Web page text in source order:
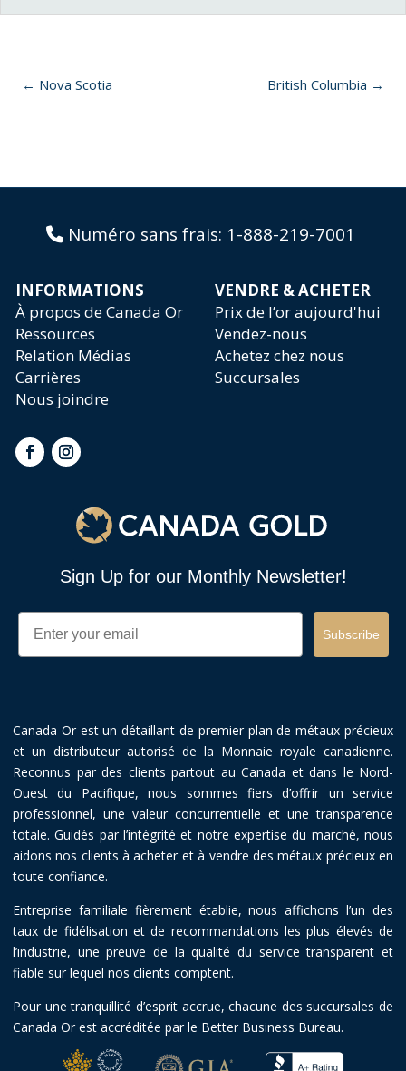
← Nova Scotia British Columbia →
Numéro sans frais: 1-888-219-7001
INFORMATIONS
VENDRE & ACHETER
À propos de Canada Or
Prix de l’or aujourd'hui
Ressources
Vendez-nous
Relation Médias
Achetez chez nous
Carrières
Succursales
Nous joindre
Sign Up for our Monthly Newsletter!
Email
Subscribe
Canada Or est un détaillant de premier plan de métaux précieux
et un distributeur autorisé de la Monnaie royale canadienne.
Reconnus par des clients partout au Canada et dans le Nord-
Ouest du Pacifique, nous sommes fiers d’offrir un service
professionnel, une valeur concurrentielle et une transparence
totale. Guidés par l’intégrité et notre expertise du marché, nous
aidons nos clients à acheter et à vendre des métaux précieux en
toute confiance.
Entreprise familiale fièrement établie, nous affichons l’un des
taux de fidélisation et de recommandations les plus élevés de
l’industrie, une preuve de la qualité du service transparent et
fiable sur lequel nos clients comptent.
Pour une tranquillité d’esprit accrue, chacune des succursales de
Canada Or est accréditée par le Better Business Bureau.